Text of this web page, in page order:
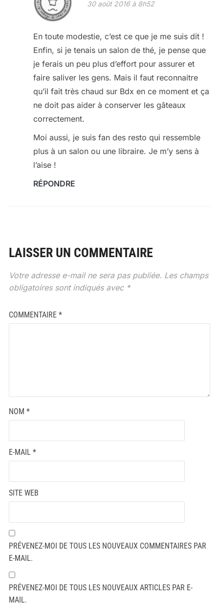
30 août 2016 à 8h52
En toute modestie, c’est ce que je me suis dit !
Enfin, si je tenais un salon de thé, je pense que
je ferais un peu plus d’effort pour assurer et
faire saliver les gens. Mais il faut reconnaitre
qu’il fait très chaud sur Bdx en ce moment et ça
ne doit pas aider à conserver les gâteaux
correctement.
Moi aussi, je suis fan des resto qui ressemble
plus à un salon ou une libraire. Je m’y sens à
l’aise !
RÉPONDRE
LAISSER UN COMMENTAIRE
Votre adresse e-mail ne sera pas publiée. Les champs
obligatoires sont indiqués avec *
COMMENTAIRE *
NOM *
E-MAIL *
SITE WEB
PRÉVENEZ-MOI DE TOUS LES NOUVEAUX COMMENTAIRES PAR
E-MAIL.
PRÉVENEZ-MOI DE TOUS LES NOUVEAUX ARTICLES PAR E-
MAIL.